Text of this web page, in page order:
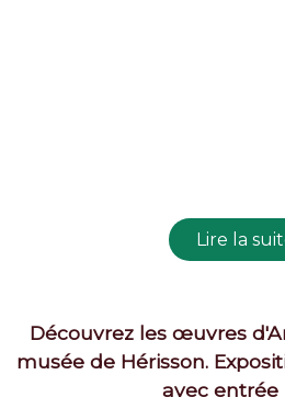
Découvrez les œuvres
musée de Hérisson.
avec entrée